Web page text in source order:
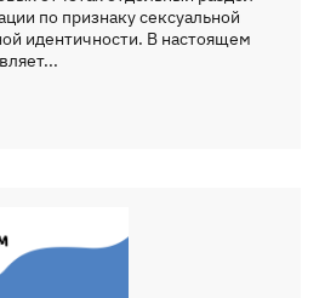
по признаку сексуальной
идентичности. В настоящем